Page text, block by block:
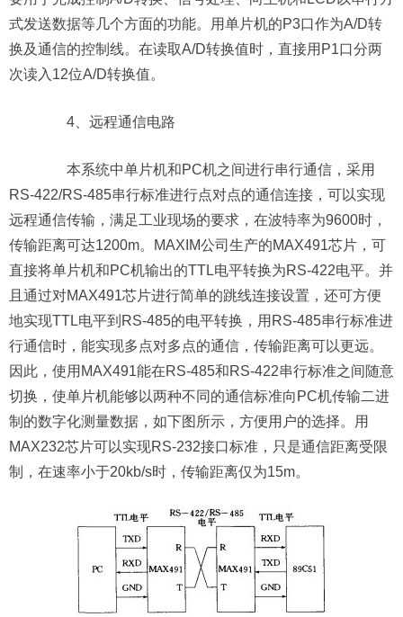
式发送数据等几个方面的功能。用单片机的P3口作为A/D转
换及通信的控制线。在读取A/D转换值时，直接用P1口分两
次读入12位A/D转换值。
4、远程通信电路
本系统中单片机和PC机之间进行串行通信，采用
RS-422/RS-485串行标准进行点对点的通信连接，可以实现
远程通信传输，满足工业现场的要求，在波特率为9600时，
传输距离可达1200m。MAXIM公司生产的MAX491芯片，可
直接将单片机和PC机输出的TTL电平转换为RS-422电平。并
且通过对MAX491芯片进行简单的跳线连接设置，还可方便
地实现TTL电平到RS-485的电平转换，用RS-485串行标准进
行通信时，能实现多点对多点的通信，传输距离可以更远。
因此，使用MAX491能在RS-485和RS-422串行标准之间随意
切换，使单片机能够以两种不同的通信标准向PC机传输二进
制的数字化测量数据，如下图所示，方便用户的选择。用
MAX232芯片可以实现RS-232接口标准，只是通信距离受限
制，在速率小于20kb/s时，传输距离仅为15m。